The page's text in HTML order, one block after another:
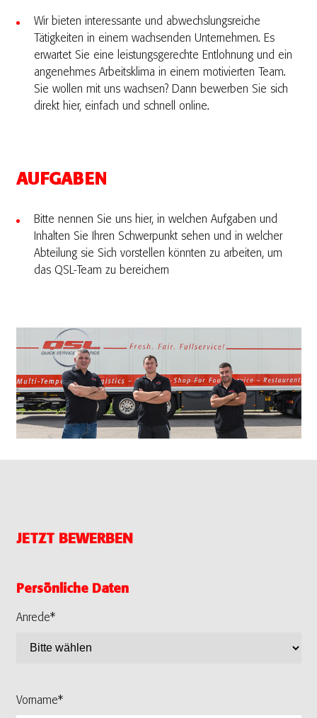
Wir bieten interessante und abwechslungsreiche
Tätigkeiten in einem wachsenden Unternehmen. Es
erwartet Sie eine leistungsgerechte Entlohnung und ein
angenehmes Arbeitsklima in einem motivierten Team.
Sie wollen mit uns wachsen? Dann bewerben Sie sich
direkt hier, einfach und schnell online.
AUFGABEN
Bitte nennen Sie uns hier, in welchen Aufgaben und
Inhalten Sie Ihren Schwerpunkt sehen und in welcher
Abteilung sie Sich vorstellen könnten zu arbeiten, um
das QSL-Team zu bereichern
JETZT BEWERBEN
Persönliche Daten
Anrede*
Vorname*